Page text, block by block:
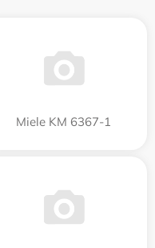
Miele KM 6367-1